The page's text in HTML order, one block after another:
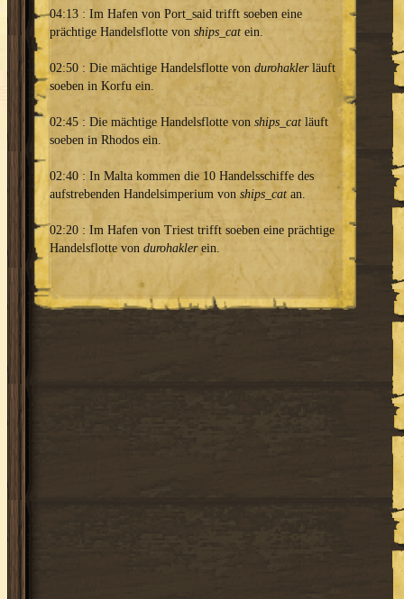
04:13 : Im Hafen von Port_said trifft soeben eine
prächtige Handelsflotte von ships_cat ein.
02:50 : Die mächtige Handelsflotte von durohaklerläuft
soeben in Korfu ein.
02:45 : Die mächtige Handelsflotte von ships_cat läuft
soeben in Rhodos ein.
02:40 : In Malta kommen die 10 Handelsschiffe des
aufstrebenden Handelsimperium von ships_cat an.
02:20 : Im Hafen von Triest trifft soeben eine prächtige
Handelsflotte von durohaklerein.